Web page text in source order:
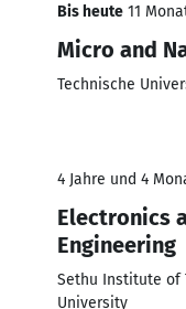
Bis heute 11
Micro and
Technische
4 Jahre und 4
Electronics
Engineering
Sethu Institute of
University